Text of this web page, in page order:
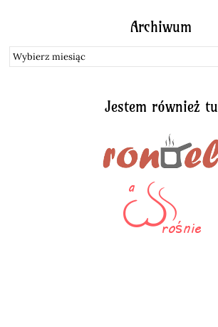
Archiwum
Archiwum
Jestem również tu